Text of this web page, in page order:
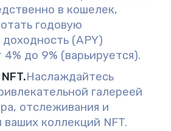
в кошелек,
годовую
(APY)
до 9% (варьируется).
Наслаждайтесь
галереей
отслеживания и
ваших коллекций NFT.